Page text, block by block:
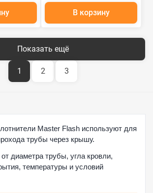
серый
В корзину
Показать ещё
1 2 3
Master Flash используют для
трубы через крышу.
диаметра трубы, угла кровли,
температуры и условий